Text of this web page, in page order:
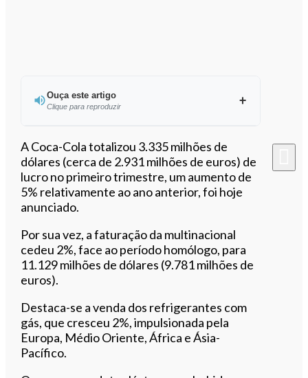
Ouça este artigo
Clique para reproduzir
Ouvir este artigo
A Coca-Cola totalizou 3.335 milhões de
dólares (cerca de 2.931 milhões de euros) de
lucro no primeiro trimestre, um aumento de
5% relativamente ao ano anterior, foi hoje
anunciado.
Por sua vez, a faturação da multinacional
cedeu 2%, face ao período homólogo, para
11.129 milhões de dólares (9.781 milhões de
euros).
Destaca-se a venda dos refrigerantes com
gás, que cresceu 2%, impulsionada pela
Europa, Médio Oriente, África e Ásia-
Pacífico.